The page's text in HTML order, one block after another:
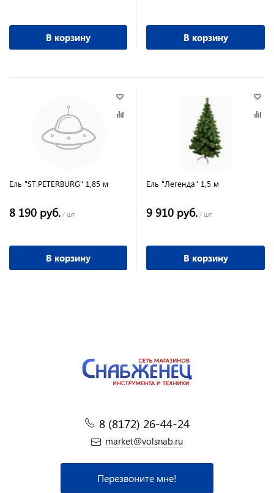
В корзину В корзину
Ель "ST.PETERBURG" 1,85 м
8 190 руб. / шт
В корзину
Ель "Легенда" 1,5 м
9 910 руб. / шт
В корзину
8 (8172) 26-44-24
market@volsnab.ru
Перезвоните мне!